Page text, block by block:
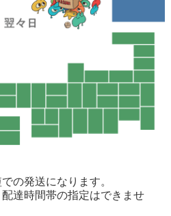
の発送になります。
達時間帯の指定はできませ